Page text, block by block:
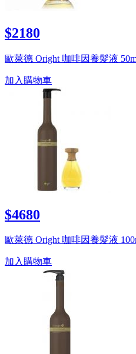
$2180
歐萊德 Oright 咖啡因養髮液
加入購物車
$4680
歐萊德 Oright 咖啡因養髮液
加入購物車